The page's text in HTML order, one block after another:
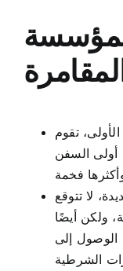
بمؤسسة
تقوم
أولى السفن
لا تتوقع
ولكن أيضًا
الوصول إلى